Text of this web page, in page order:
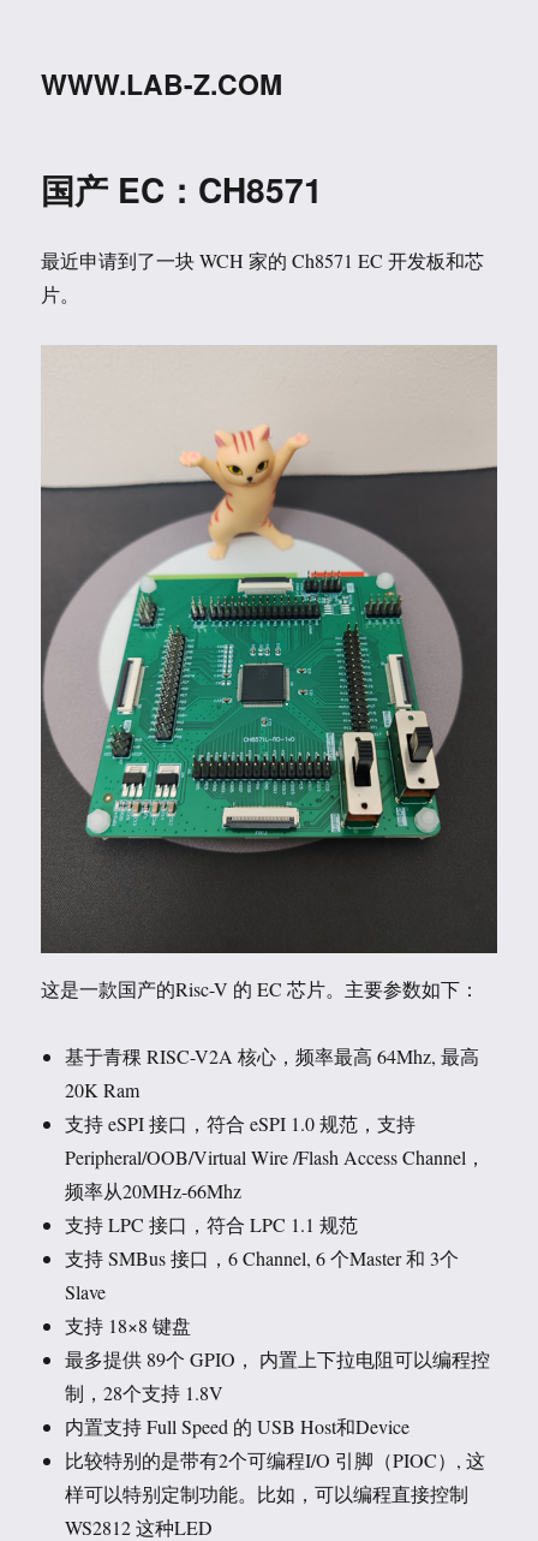
WWW.LAB-Z.COM
国产 EC：CH8571
最近申请到了一块 WCH 家的 Ch8571 EC 开发板和芯
片。
这是一款国产的Risc-V 的 EC 芯片。主要参数如下：
基于青稞 RISC-V2A 核心，频率最高 64Mhz, 最高
20K Ram
支持 eSPI 接口，符合 eSPI 1.0 规范，支持
Peripheral/OOB/Virtual Wire /Flash Access Channel，
频率从20MHz-66Mhz
支持 LPC 接口，符合 LPC 1.1 规范
支持 SMBus 接口，6 Channel, 6 个Master 和 3个
Slave
支持 18×8 键盘
最多提供 89个 GPIO， 内置上下拉电阻可以编程控
制，28个支持 1.8V
内置支持 Full Speed 的 USB Host和Device
比较特别的是带有2个可编程I/O 引脚（PIOC）, 这
样可以特别定制功能。比如，可以编程直接控制
WS2812 这种LED